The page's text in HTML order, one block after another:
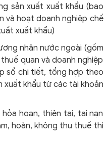
sản xuất xuất khẩu (bao
và hoạt doanh nghiệp chế
xuất khẩu)
nhân nước ngoài (gồm
quan và doanh nghiệp
sổ chi tiết, tổng hợp theo
xuất khẩu từ các tài khoản
hoạn, thiên tai, tai nạn
hoàn, không thu thuế thì